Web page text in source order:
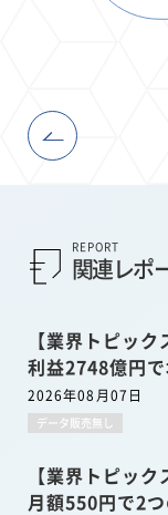
REPORT
関連レポ
【業界トピッ
利益2748億円
2026年08月07日
データ販売無し
【業界トピッ
月額550円で2